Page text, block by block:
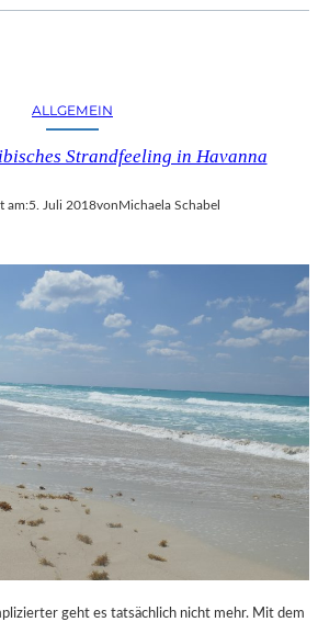
ALLGEMEIN
Strandfeeling in Havanna
am:5. Juli 2018vonMichaela Schabel
geht es tatsächlich nicht mehr. Mit dem